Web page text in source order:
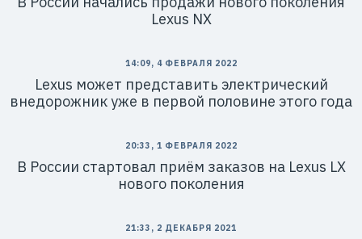
Lexus NX
14:09, 4 ФЕВРАЛЯ 2022
Lexus может представить электрический
внедорожник уже в первой половине этого года
20:33, 1 ФЕВРАЛЯ 2022
В России стартовал приём заказов на Lexus LX
нового поколения
21:33, 2 ДЕКАБРЯ 2021